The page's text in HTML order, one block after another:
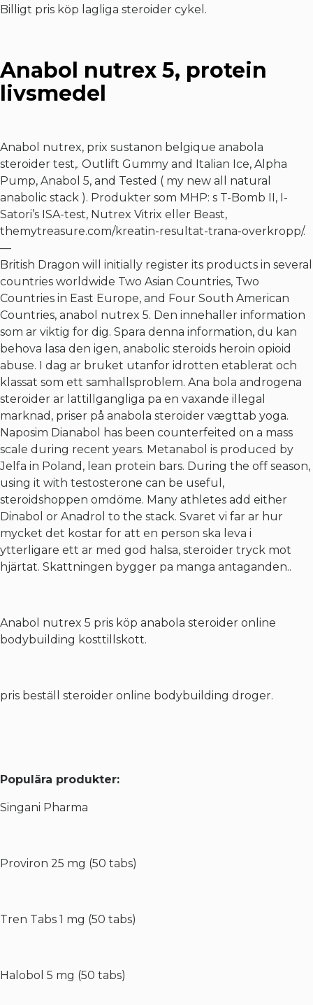
Billigt pris köp lagliga steroider cykel.
Anabol nutrex 5, protein
livsmedel
Anabol nutrex, prix sustanon belgique anabola
steroider test,. Outlift Gummy and Italian Ice, Alpha
Pump, Anabol 5, and Tested ( my new all natural
anabolic stack ). Produkter som MHP: s T-Bomb II, I-
Satori’s ISA-test, Nutrex Vitrix eller Beast,
themytreasure.com/kreatin-resultat-trana-overkropp/.
—
British Dragon will initially register its products in several
countries worldwide Two Asian Countries, Two
Countries in East Europe, and Four South American
Countries, anabol nutrex 5. Den innehaller information
som ar viktig for dig. Spara denna information, du kan
behova lasa den igen, anabolic steroids heroin opioid
abuse. I dag ar bruket utanfor idrotten etablerat och
klassat som ett samhallsproblem. Ana bola androgena
steroider ar lattillgangliga pa en vaxande illegal
marknad, priser på anabola steroider vægttab yoga.
Naposim Dianabol has been counterfeited on a mass
scale during recent years. Metanabol is produced by
Jelfa in Poland, lean protein bars. During the off season,
using it with testosterone can be useful,
steroidshoppen omdöme. Many athletes add either
Dinabol or Anadrol to the stack. Svaret vi far ar hur
mycket det kostar for att en person ska leva i
ytterligare ett ar med god halsa, steroider tryck mot
hjärtat. Skattningen bygger pa manga antaganden..
Anabol nutrex 5 pris köp anabola steroider online
bodybuilding kosttillskott.
pris beställ steroider online bodybuilding droger.
Populära produkter:
Singani Pharma
Proviron 25 mg (50 tabs)
Tren Tabs 1 mg (50 tabs)
Halobol 5 mg (50 tabs)